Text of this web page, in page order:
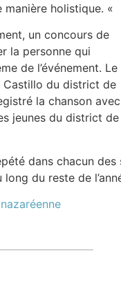
manière holistique. «
un concours de
la personne qui
de l’événement. Le
Castillo du district de
la chanson avec
jeunes du district de
dans chacun des
du reste de